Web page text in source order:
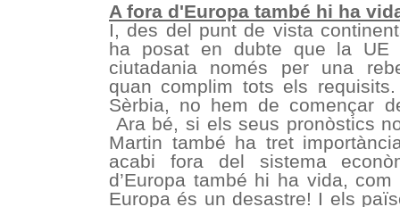
A fora d'Europa també hi ha
I, des del punt de vista
ha posat en dubte que la UE
ciutadania només per una
quan complim tots els
Sèrbia, no hem de començar
Ara bé, si els seus pronòstics
Martin també ha tret
acabi fora del sistema
d’Europa també hi ha vida,
Europa és un desastre! I els